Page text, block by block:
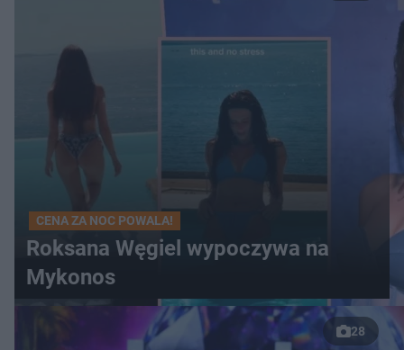
CENA ZA NOC POWALA!
Roksana Węgiel wypoczywa na
Mykonos
28